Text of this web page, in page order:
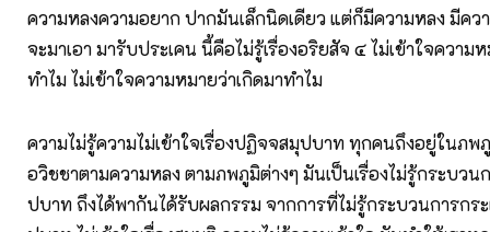
ความหลงความอยาก ปากมันเล็กนิดเดียว แต่ก็มีความหลง มีคว
จะมาเอา มารับประเคน นี้คือไม่รู้เรื่องอริยสัจ ๔ ไม่เข้าใจความ
ทำไม ไม่เข้าใจความหมายว่าเกิดมาทำไม
ความไม่รู้ความไม่เข้าใจเรื่องปฏิจจสมุปบาท ทุกคนถึงอยู่ในภพ
อวิชชาตามความหลง ตามภพภูมิต่างๆ มันเป็นเรื่องไม่รู้กระบวน
ปบาท ถึงได้พากันได้รับผลกรรม จากการที่ไม่รู้กระบวนการกร